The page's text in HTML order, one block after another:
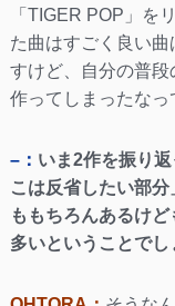
「TIGER POP」を
た曲はすごく良い
すけど、自分の普
作ってしまったなっ
–： いま2作を振り
こは反省したい部分
ももちろんあるけ
多いということでし